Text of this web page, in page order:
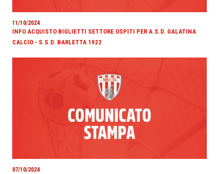
11/10/2024
INFO ACQUISTO BIGLIETTI SETTORE OSPITI PER A.S.D. GALATINA
CALCIO - S.S.D. BARLETTA 1922
07/10/2024